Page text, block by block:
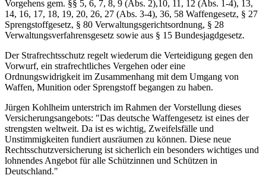
Vorgehens gem. §§ 5, 6, 7, 8, 9 (Abs. 2),10, 11, 12 (Abs. 1-4), 13,
14, 16, 17, 18, 19, 20, 26, 27 (Abs. 3-4), 36, 58 Waffengesetz, § 27
Sprengstoffgesetz, § 80 Verwaltungsgerichtsordnung, § 28
Verwaltungsverfahrensgesetz sowie aus § 15 Bundesjagdgesetz.
Der Strafrechtsschutz regelt wiederum die Verteidigung gegen den
Vorwurf, ein strafrechtliches Vergehen oder eine
Ordnungswidrigkeit im Zusammenhang mit dem Umgang von
Waffen, Munition oder Sprengstoff begangen zu haben.
Jürgen Kohlheim unterstrich im Rahmen der Vorstellung dieses
Versicherungsangebots: "Das deutsche Waffengesetz ist eines der
strengsten weltweit. Da ist es wichtig, Zweifelsfälle und
Unstimmigkeiten fundiert ausräumen zu können. Diese neue
Rechtsschutzversicherung ist sicherlich ein besonders wichtiges und
lohnendes Angebot für alle Schützinnen und Schützen in
Deutschland."